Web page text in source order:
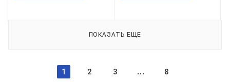
ПОКАЗАТЬ ЕЩЕ
1 2 3 8